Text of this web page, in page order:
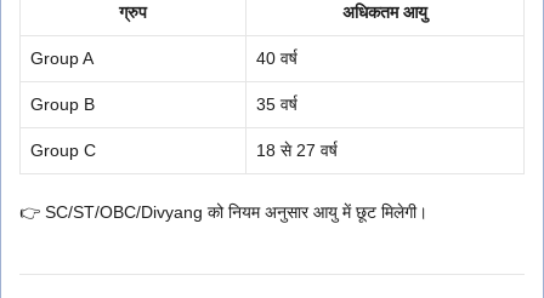
ग्रुप अधिकतम आयु
Group A 40 वर्ष
Group B 35 वर्ष
Group C 18 से 27 वर्ष
👉 SC/ST/OBC/Divyang को नियम अनुसार आयु में छूट मिलेगी।